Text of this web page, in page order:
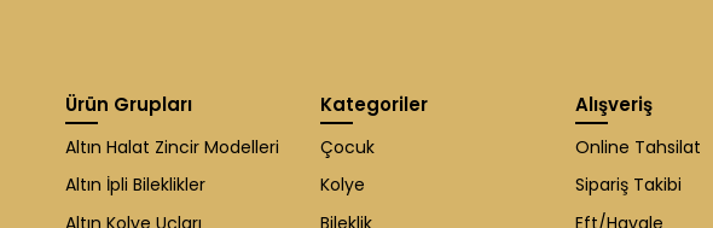
Ürün Grupları
Altın Halat Zincir Modelleri
Altın İpli Bileklikler
Altın Kolye Uçları
Kategoriler
Çocuk
Kolye
Bileklik
Alışveriş
Online Tahsilat
Sipariş Takibi
Eft/Havale